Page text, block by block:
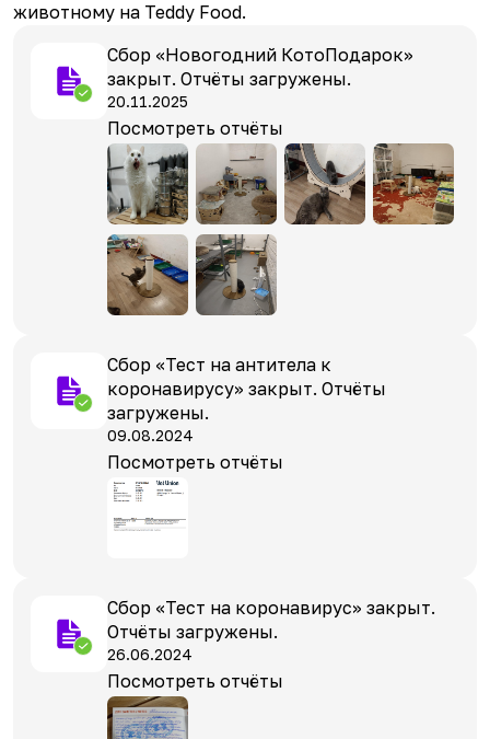
животному на Teddy Food.
Сбор «Новогодний КотоПодарок»
закрыт. Отчёты загружены.
20.11.2025
Посмотреть отчёты
Сбор «Тест на антитела к
коронавирусу» закрыт. Отчёты
загружены.
09.08.2024
Посмотреть отчёты
Сбор «Тест на коронавирус» закрыт.
Отчёты загружены.
26.06.2024
Посмотреть отчёты